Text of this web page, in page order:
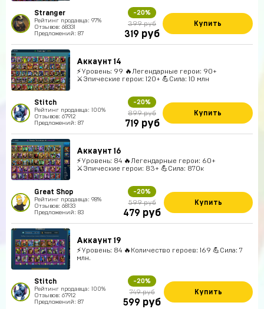
Stranger
Рейтинг продавца: 97%
Отзывов: 68331
Предложений: 87
-20%
399 руб
319 руб
Купить
Аккаунт 14
⚡Уровень: 99 🔥Легендарные герои: 90+
⚔️Эпические герои: 120+ 💪Сила: 10 млн
Stitch
Рейтинг продавца: 100%
Отзывов: 67912
Предложений: 87
-20%
899 руб
719 руб
Купить
Аккаунт 16
⚡Уровень: 84 🔥Легендарные герои: 60+
⚔️Эпические герои: 83+ 💪Сила: 870к
Great Shop
Рейтинг продавца: 98%
Отзывов: 68133
Предложений: 83
-20%
599 руб
479 руб
Купить
Аккаунт 19
⚡Уровень: 84 🔥Количество героев: 169 💪Сила: 7
млн.
Stitch
Рейтинг продавца: 100%
Отзывов: 67912
Предложений: 87
-20%
749 руб
599 руб
Купить